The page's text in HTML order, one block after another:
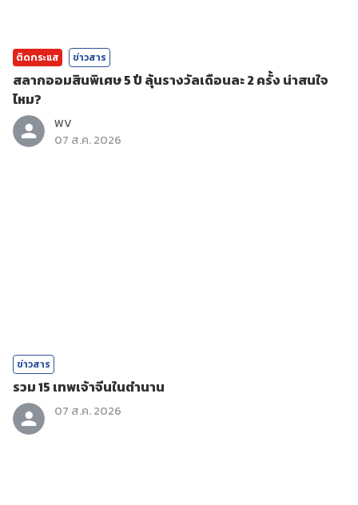
ติดกระแส ข่าวสาร
สลากออมสินพิเศษ 5 ปี ลุ้นรางวัลเดือนละ 2 ครั้ง น่าสนใจ
ไหม?
WV
07 ส.ค. 2026
ข่าวสาร
รวม 15 เทพเจ้าจีนในตำนาน
07 ส.ค. 2026